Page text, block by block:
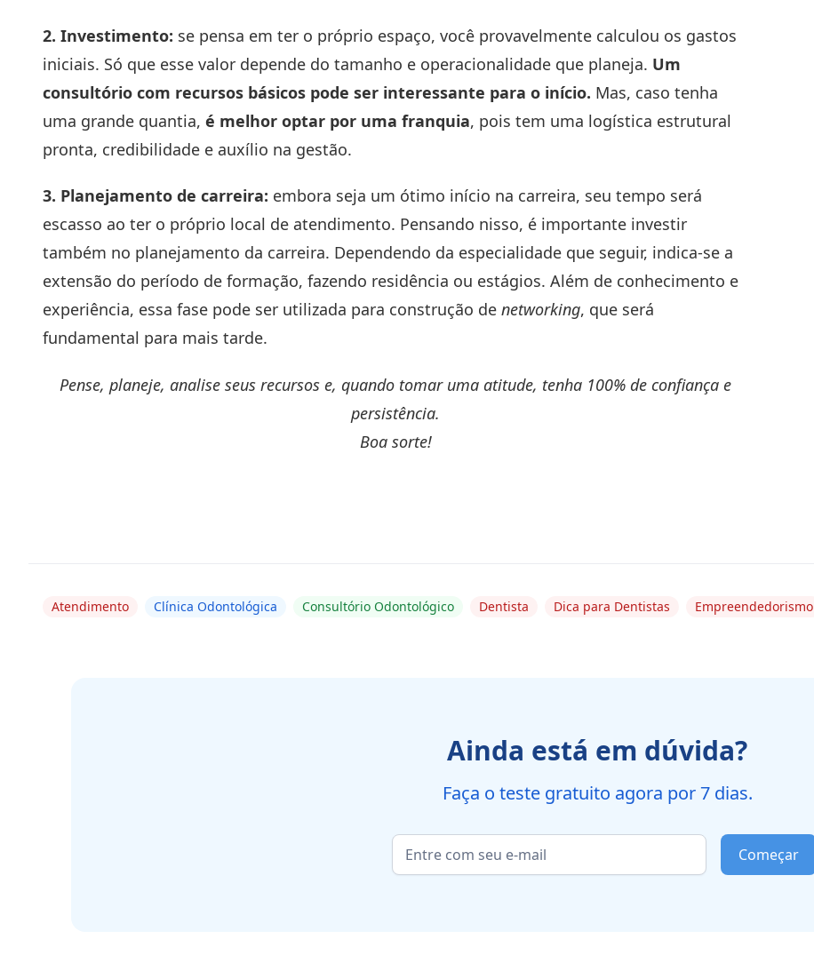
2. Investimento: se pensa em ter o próprio espaço, você provavelmente calculou os gastos
iniciais. Só que esse valor depende do tamanho e operacionalidade que planeja. Um
consultório com recursos básicos pode ser interessante para o início. Mas, caso tenha
uma grande quantia, é melhor optar por uma franquia, pois tem uma logística estrutural
pronta, credibilidade e auxílio na gestão.
3. Planejamento de carreira: embora seja um ótimo início na carreira, seu tempo será
escasso ao ter o próprio local de atendimento. Pensando nisso, é importante investir
também no planejamento da carreira. Dependendo da especialidade que seguir, indica-se a
extensão do período de formação, fazendo residência ou estágios. Além de conhecimento e
experiência, essa fase pode ser utilizada para construção de networking, que será
fundamental para mais tarde.
Pense, planeje, analise seus recursos e, quando tomar uma atitude, tenha 100% de confiança e
persistência.
Boa sorte!
Atendimento Clínica Odontológica Consultório Odontológico Dentista Dica para Dentistas Empreendedorismo
Ainda está em dúvida?
Faça o teste gratuito agora por 7 dias.
Começar